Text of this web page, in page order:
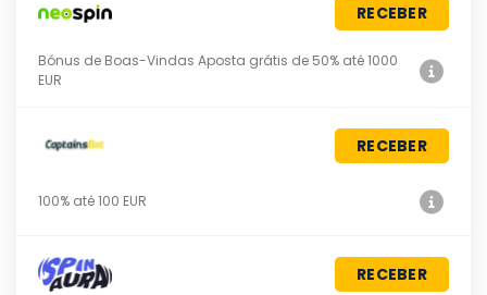
RECEBER
Bónus de Boas-Vindas Aposta grátis de 50% até 1000
EUR
RECEBER
100% até 100 EUR
RECEBER